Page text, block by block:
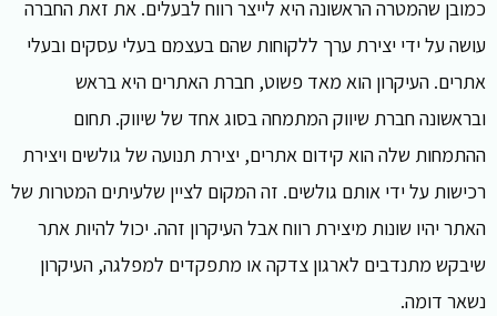
כמובן שהמטרה הראשונה היא לייצר רווח לבעלים. את זאת החברה
עושה על ידי יצירת ערך ללקוחות שהם בעצמם בעלי עסקים ובעלי
אתרים. העיקרון הוא מאד פשוט, חברת האתרים היא בראש
ובראשונה חברת שיווק המתמחה בסוג אחד של שיווק. תחום
ההתמחות שלה הוא קידום אתרים, יצירת תנועה של גולשים ויצירת
רכישות על ידי אותם גולשים. זה המקום לציין שלעיתים המטרות של
האתר יהיו שונות מיצירת רווח אבל העיקרון זהה. יכול להיות אתר
שיבקש מתנדבים לארגון צדקה או מתפקדים למפלגה, העיקרון
נשאר דומה.